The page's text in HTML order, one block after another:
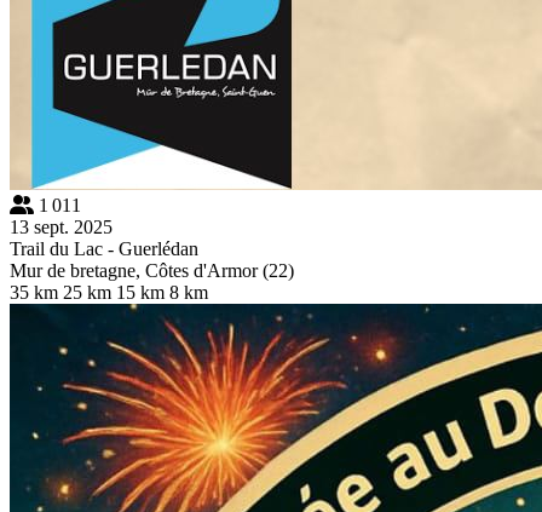
1 011
13 sept. 2025
Trail du Lac - Guerlédan
Mur de bretagne, Côtes d'Armor (22)
35 km 25 km 15 km 8 km